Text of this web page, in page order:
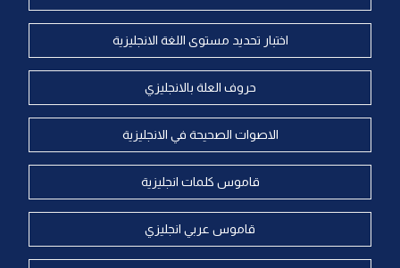
اختبار تحديد مستوى اللغة الانجليزية
حروف العلة بالانجليزي
الاصوات الصحيحة في الانجليزية
قاموس كلمات انجليزية
قاموس عربي انجليزي